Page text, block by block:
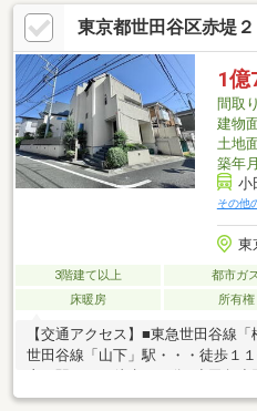
納・窓付のサービススペースが2
2階にトイレを設置・カースペース
りサービススペース2室は5帖以上
できます。書斎・子ども部屋・趣
ど、ご家族のライフスタイルに合
す。
東京都世田谷区赤堤
1億
間取り
建物
土地
築年月
小
その他
東
3階建て以上 都市ガ
床暖房
所有権
【交通アクセス】■東急世田谷線
世田谷線「山下」駅・・・徒歩１
寺」駅・・・徒歩１１分■小田急
歩１２分■京王井の頭線「東松原